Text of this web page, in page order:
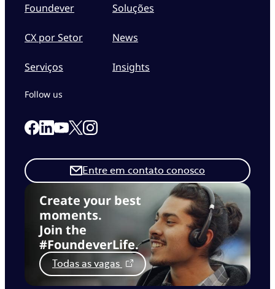
Foundever
CX por Setor
Serviços
Soluções
News
Insights
Create your best
moments.
Join the
#FoundeverLife.
Todas as vagas
Entre em contato conosco
Follow us
Link to our Facebook page
Link to our Linkedin page
Link to our Youtube page
Link to our X page
Link to our Instagram page